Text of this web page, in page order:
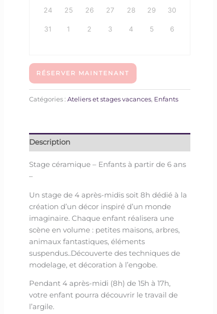
24 25 26 27 28 29 30
31 1 2 3 4 5 6
RÉSERVER MAINTENANT
Catégories :Ateliers et stages vacances, Enfants
Description
Stage céramique – Enfants à partir de 6 ans
–
Un stage de 4 après-midis soit 8h dédié à la
création d’un décor inspiré d’un monde
imaginaire. Chaque enfant réalisera une
scène en volume : petites maisons, arbres,
animaux fantastiques, éléments
suspendus..Découverte des techniques de
modelage, et décoration à l’engobe.
Pendant 4 après-midi (8h) de 15h à 17h,
votre enfant pourra découvrir le travail de
l’argile.